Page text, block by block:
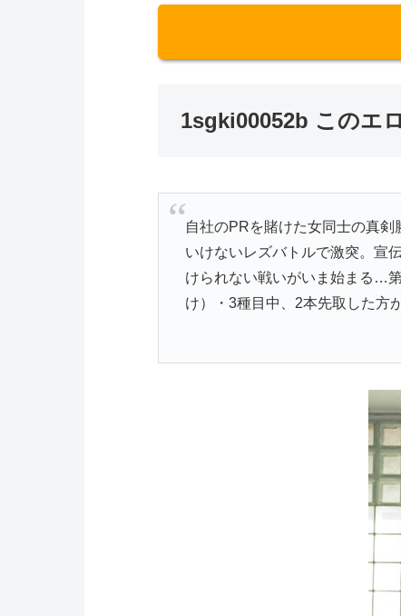
1sgki00052b このエ
自社のPRを賭けた女同士の真剣
いけないレズバトルで激突。宣
けられない戦いがいま始まる…
け）・3種目中、2本先取した方